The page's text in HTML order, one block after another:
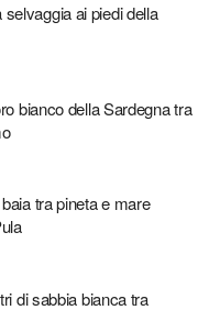
ai piedi della
bianco della Sardegna tra
tra pineta e mare
di sabbia bianca tra